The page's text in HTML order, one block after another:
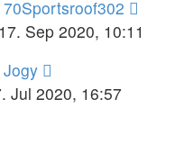
70Sportsroof302
Sep 2020, 10:11
Jogy
Jul 2020, 16:57